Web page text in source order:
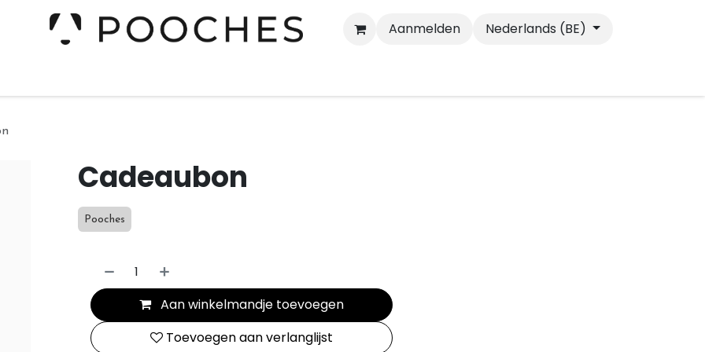
Aanmelden
Nederlands (BE)
Cadeaubon
Pooches
Aan winkelmandje toevoegen
Toevoegen aan verlanglijst